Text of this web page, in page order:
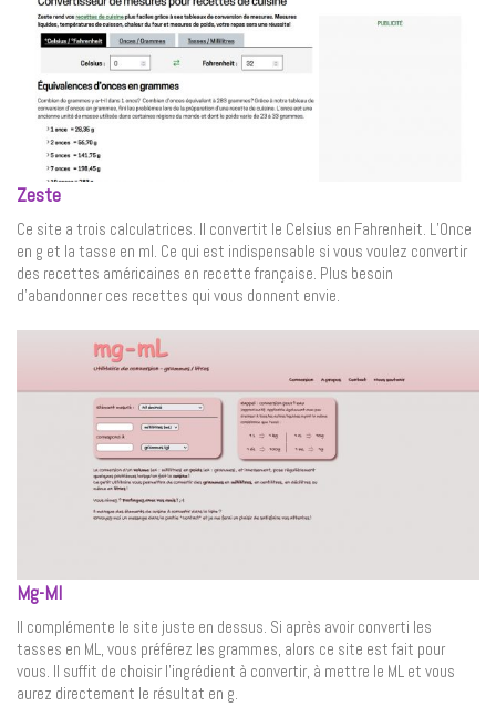
Zeste
Ce site a trois calculatrices. Il convertit le Celsius en Fahrenheit. L’Once
en g et la tasse en ml. Ce qui est indispensable si vous voulez convertir
des recettes américaines en recette française. Plus besoin
d’abandonner ces recettes qui vous donnent envie.
Mg-Ml
Il complémente le site juste en dessus. Si après avoir converti les
tasses en ML, vous préférez les grammes, alors ce site est fait pour
vous. Il suffit de choisir l’ingrédient à convertir, à mettre le ML et vous
aurez directement le résultat en g.